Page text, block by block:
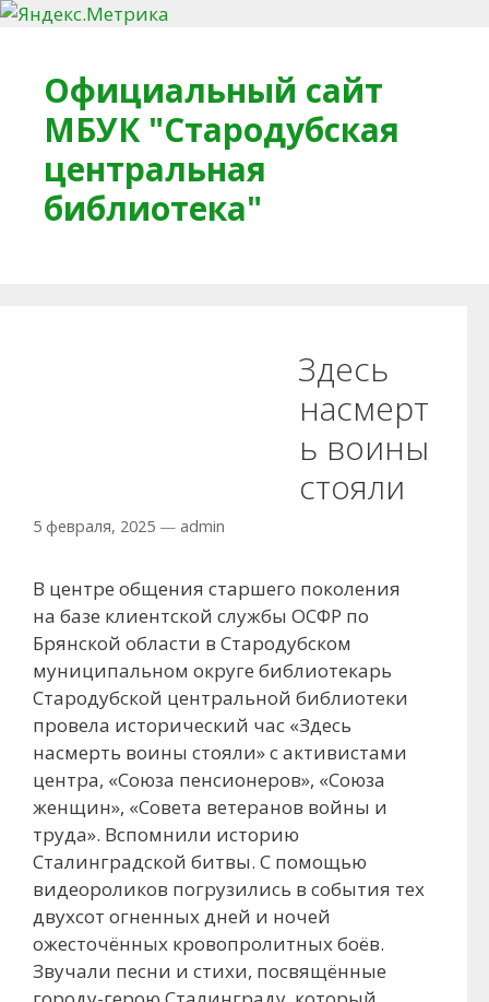
Официальный сайт
МБУК "Стародубская
центральная
библиотека"
Здесь
насмерт
ь воины
стояли
5 февраля, 2025 — admin
В центре общения старшего поколения
на базе клиентской службы ОСФР по
Брянской области в Стародубском
муниципальном округе библиотекарь
Стародубской центральной библиотеки
провела исторический час «Здесь
насмерть воины стояли» с активистами
центра, «Союза пенсионеров», «Союза
женщин», «Совета ветеранов войны и
труда». Вспомнили историю
Сталинградской битвы. С помощью
видеороликов погрузились в события тех
двухсот огненных дней и ночей
ожесточённых кровопролитных боёв.
Звучали песни и стихи, посвящённые